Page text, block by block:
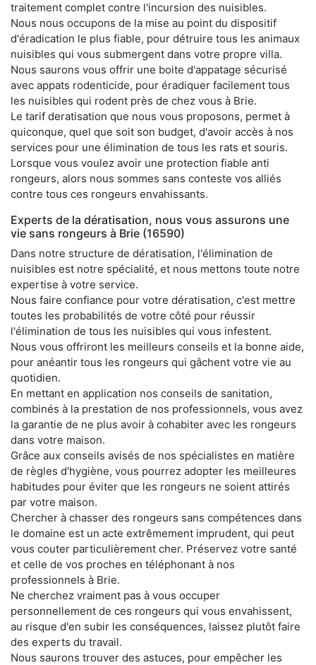
traitement complet contre l'incursion des nuisibles.
Nous nous occupons de la mise au point du dispositif
d'éradication le plus fiable, pour détruire tous les animaux
nuisibles qui vous submergent dans votre propre villa.
Nous saurons vous offrir une boite d'appatage sécurisé
avec appats rodenticide, pour éradiquer facilement tous
les nuisibles qui rodent près de chez vous à Brie.
Le tarif deratisation que nous vous proposons, permet à
quiconque, quel que soit son budget, d'avoir accès à nos
services pour une élimination de tous les rats et souris.
Lorsque vous voulez avoir une protection fiable anti
rongeurs, alors nous sommes sans conteste vos alliés
contre tous ces rongeurs envahissants.
Experts de la dératisation, nous vous assurons une
vie sans rongeurs à Brie (16590)
Dans notre structure de dératisation, l'élimination de
nuisibles est notre spécialité, et nous mettons toute notre
expertise à votre service.
Nous faire confiance pour votre dératisation, c'est mettre
toutes les probabilités de votre côté pour réussir
l'élimination de tous les nuisibles qui vous infestent.
Nous vous offriront les meilleurs conseils et la bonne aide,
pour anéantir tous les rongeurs qui gâchent votre vie au
quotidien.
En mettant en application nos conseils de sanitation,
combinés à la prestation de nos professionnels, vous avez
la garantie de ne plus avoir à cohabiter avec les rongeurs
dans votre maison.
Grâce aux conseils avisés de nos spécialistes en matière
de règles d'hygiène, vous pourrez adopter les meilleures
habitudes pour éviter que les rongeurs ne soient attirés
par votre maison.
Chercher à chasser des rongeurs sans compétences dans
le domaine est un acte extrêmement imprudent, qui peut
vous couter particulièrement cher. Préservez votre santé
et celle de vos proches en téléphonant à nos
professionnels à Brie.
Ne cherchez vraiment pas à vous occuper
personnellement de ces rongeurs qui vous envahissent,
au risque d'en subir les conséquences, laissez plutôt faire
des experts du travail.
Nous saurons trouver des astuces, pour empêcher les